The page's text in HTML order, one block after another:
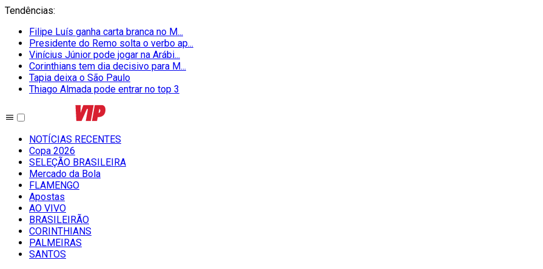
Tendências:
Filipe Luís ganha carta branca no M...
Presidente do Remo solta o verbo ap...
Vinícius Júnior pode jogar na Arábi...
Corinthians tem dia decisivo para M...
Tapia deixa o São Paulo
Thiago Almada pode entrar no top 3
NOTÍCIAS RECENTES
Copa 2026
SELEÇÃO BRASILEIRA
Mercado da Bola
FLAMENGO
Apostas
AO VIVO
BRASILEIRÃO
CORINTHIANS
PALMEIRAS
SANTOS